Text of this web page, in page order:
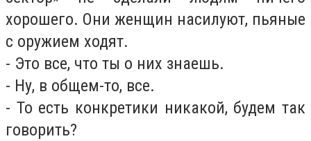
хорошего. Они женщин насилуют, пьяные
с оружием ходят.
- Это все, что ты о них знаешь.
- Ну, в общем-то, все.
- То есть конкретики никакой, будем так
говорить?